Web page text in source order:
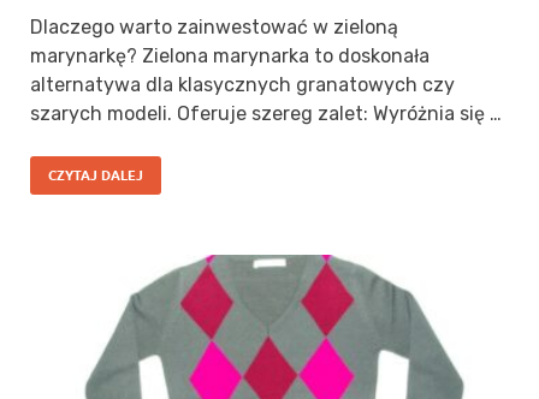
Dlaczego warto zainwestować w zieloną
marynarkę? Zielona marynarka to doskonała
alternatywa dla klasycznych granatowych czy
szarych modeli. Oferuje szereg zalet: Wyróżnia się …
CZYTAJ DALEJ